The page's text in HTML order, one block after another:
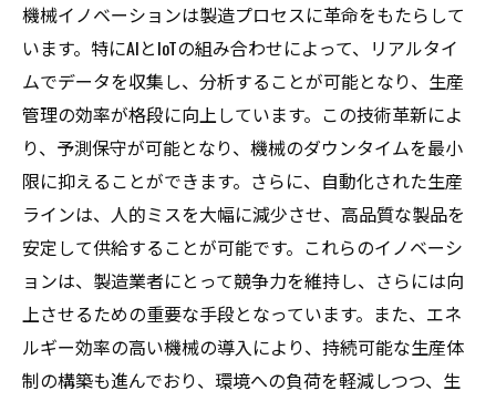
自動化がもたらす効率的な生産システム
製造業における自動化の成功事例
自動化技術の導入で得られるビジネスメリ
ット
未来の製造業を支える自動化技術
製造業の革新を導く最新機械技術
革新的技術がもたらす新しい製造モデル
最新の工作機械技術導入事例
イノベーションが促進する競争優位性
先進技術が製造業界に与える影響
機械イノベーションは製造プロセスに革命をもたらして
います。特にAIとIoTの組み合わせによって、リアルタイ
ムでデータを収集し、分析することが可能となり、生産
管理の効率が格段に向上しています。この技術革新によ
り、予測保守が可能となり、機械のダウンタイムを最小
限に抑えることができます。さらに、自動化された生産
ラインは、人的ミスを大幅に減少させ、高品質な製品を
安定して供給することが可能です。これらのイノベーシ
ョンは、製造業者にとって競争力を維持し、さらには向
上させるための重要な手段となっています。また、エネ
ルギー効率の高い機械の導入により、持続可能な生産体
制の構築も進んでおり、環境への負荷を軽減しつつ、生